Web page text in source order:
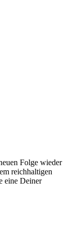
Folge wieder
reichhaltigen
eine Deiner